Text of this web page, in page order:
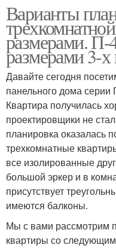
Варианты
размерами. П-
размерами 3-х
Давайте сегодня
панельного дома
Квартира получилась
проектировщики не
планировка оказалась
трехкомнатные
все изолированные
большой эркер и в
присутствует
имеются балконы.
Мы с вами рассмотрим
квартиры со